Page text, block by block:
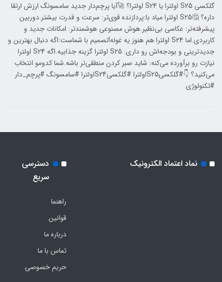
گلکسی S25 اولترا یا S24 اولترا؟ 🚀آیا پرچم‌دار جدید سامسونگ ارزش ارتقا
داره؟ 🤔S25 اولترا میاد با:پردازنده قوی‌تر: سرعت و قدرت بیشتر.دوربین
پیشرفته‌تر: عکاسی بی‌نظیر.هوش مصنوعی هوشمندتر: امکانات جدید و
کاربردی.اما S24 اولترا هم هنوز یه غوله!تصمیم با شماست:اگه دنبال بهترین و
جدیدترینی و بودجه‌اش رو داری: S25 اولترا گزینه جذابیه.اگه S24 اولترا
نیازت رو برآورده می‌کنه: شاید صبر کردن منطقی‌تر باشه.شما کدومو انتخاب
می‌کنید؟ 👇#گلکسیS25اولترا #گلکسیS24اولترا #سامسونگ #پرچم_دار
#تکنولوژی
نماد اعتماد الکترونیک
دسترسی
سریع
راهنما
قوانین
درباره ما
تماس با ما
حریم خصوصی